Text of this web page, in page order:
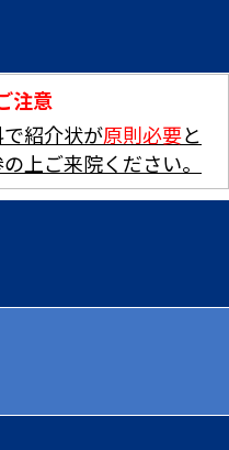
注意
紹介状が原則必要と
上ご来院ください。